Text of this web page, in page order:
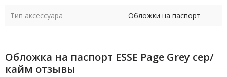
Тип аксессуара Обложки на паспорт
Обложка на паспорт ESSE Page Grey сер/
кайм отзывы